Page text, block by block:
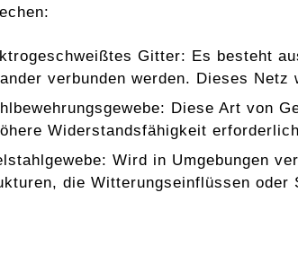
Gitter: Es besteht
verbunden werden. Dieses
Diese Art von
Widerstandsfähigkeit
Wird in Umgebungen
die Witterungseinflüssen oder